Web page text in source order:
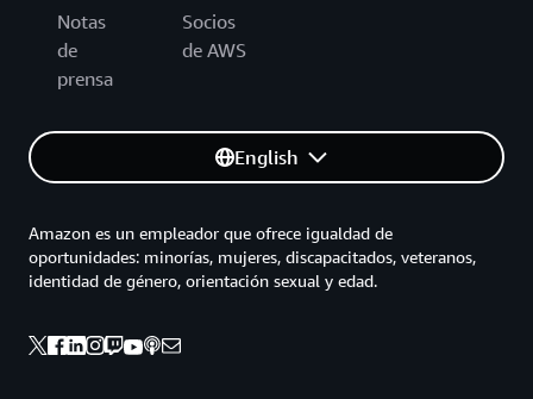
Notas
de
prensa
Socios
de AWS
English
Amazon es un empleador que ofrece igualdad de
oportunidades: minorías, mujeres, discapacitados, veteranos,
identidad de género, orientación sexual y edad.